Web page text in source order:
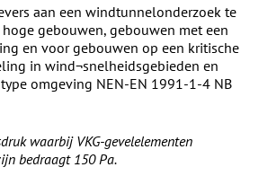
aan een windtunnelonderzoek te
gebouwen, gebouwen met een
en voor gebouwen op een kritische
in wind¬snelheidsgebieden en
omgeving NEN-EN 1991-1-4 NB
waarbij VKG-gevelelementen
bedraagt 150 Pa.